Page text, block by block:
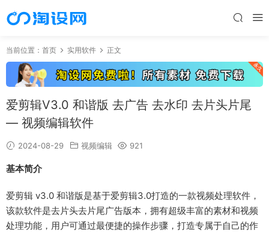
当前位置： 首页 实用软件 正文
爱剪辑V3.0 和谐版 去广告 去水印 去片头片尾
— 视频编辑软件
2024-08-29 视频编辑 921
基本简介
爱剪辑 v3.0 和谐版是基于爱剪辑3.0打造的一款视频处理软件，
该款软件是去片头去片尾广告版本，拥有超级丰富的素材和视频
处理功能，用户可通过最便捷的操作步骤，打造专属于自己的作